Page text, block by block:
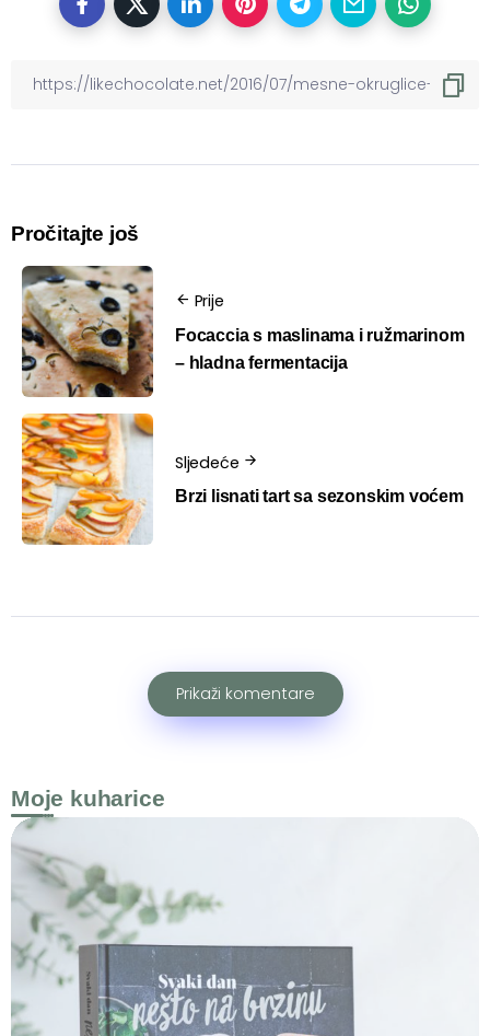
Pročitajte još
Prije
Focaccia s maslinama i ružmarinom
– hladna fermentacija
Sljedeće
Brzi lisnati tart sa sezonskim voćem
Prikaži komentare
Moje kuharice